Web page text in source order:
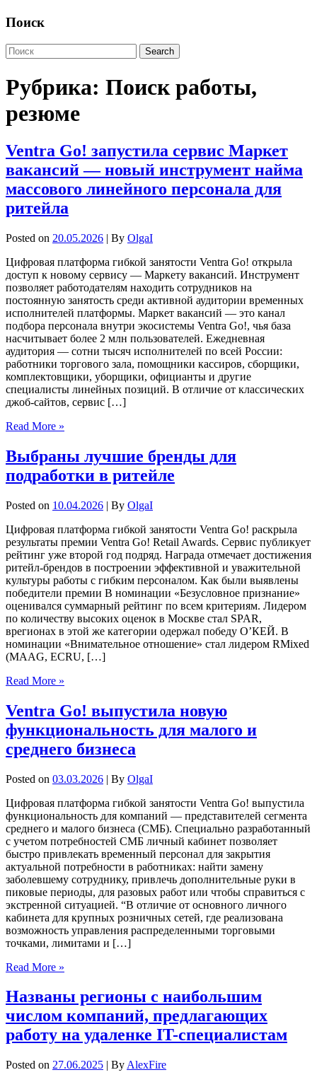
Поиск
Рубрика: Поиск работы,
резюме
Ventra Go! запустила сервис Маркет
вакансий — новый инструмент найма
массового линейного персонала для
ритейла
Posted on 20.05.2026 | By OlgaI
Цифровая платформа гибкой занятости Ventra Go! открыла
доступ к новому сервису — Маркету вакансий. Инструмент
позволяет работодателям находить сотрудников на
постоянную занятость среди активной аудитории временных
исполнителей платформы. Маркет вакансий — это канал
подбора персонала внутри экосистемы Ventra Go!, чья база
насчитывает более 2 млн пользователей. Ежедневная
аудитория — сотни тысяч исполнителей по всей России:
работники торгового зала, помощники кассиров, сборщики,
комплектовщики, уборщики, официанты и другие
специалисты линейных позиций. В отличие от классических
джоб-сайтов, сервис […]
Read More »
Выбраны лучшие бренды для
подработки в ритейле
Posted on 10.04.2026 | By OlgaI
Цифровая платформа гибкой занятости Ventra Go! раскрыла
результаты премии Ventra Go! Retail Awards. Сервис публикует
рейтинг уже второй год подряд. Награда отмечает достижения
ритейл-брендов в построении эффективной и уважительной
культуры работы с гибким персоналом. Как были выявлены
победители премии В номинации «Безусловное признание»
оценивался суммарный рейтинг по всем критериям. Лидером
по количеству высоких оценок в Москве стал SPAR,
врегионах в этой же категории одержал победу О’КЕЙ. В
номинации «Внимательное отношение» стал лидером RMixed
(MAAG, ECRU, […]
Read More »
Ventra Go! выпустила новую
функциональность для малого и
среднего бизнеса
Posted on 03.03.2026 | By OlgaI
Цифровая платформа гибкой занятости Ventra Go! выпустила
функциональность для компаний — представителей сегмента
среднего и малого бизнеса (СМБ). Специально разработанный
с учетом потребностей СМБ личный кабинет позволяет
быстро привлекать временный персонал для закрытия
актуальной потребности в работниках: найти замену
заболевшему сотруднику, привлечь дополнительные руки в
пиковые периоды, для разовых работ или чтобы справиться с
экстренной ситуацией. “В отличие от основного личного
кабинета для крупных розничных сетей, где реализована
возможность управления распределенными торговыми
точками, лимитами и […]
Read More »
Названы регионы с наибольшим
числом компаний, предлагающих
работу на удаленке IT-специалистам
Posted on 27.06.2025 | By AlexFire